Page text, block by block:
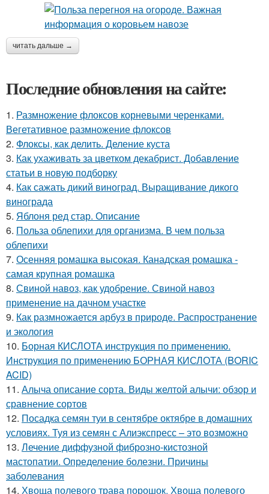
читать дальше →
Последние обновления на сайте:
1. Размножение флоксов корневыми черенками.
Вегетативное размножение флоксов
2. Флоксы, как делить. Деление куста
3. Как ухаживать за цветком декабрист. Добавление
статьи в новую подборку
4. Как сажать дикий виноград. Выращивание дикого
винограда
5. Яблоня ред стар. Описание
6. Польза облепихи для организма. В чем польза
облепихи
7. Осенняя ромашка высокая. Канадская ромашка -
самая крупная ромашка
8. Свиной навоз, как удобрение. Свиной навоз
применение на дачном участке
9. Как размножается арбуз в природе. Распространение
и экология
10. Борная КИСЛОТА инструкция по применению.
Инструкция по применению БОРНАЯ КИСЛОТА (BORIC
ACID)
11. Алыча описание сорта. Виды желтой алычи: обзор и
сравнение сортов
12. Посадка семян туи в сентябре октябре в домашних
условиях. Туя из семян с Алиэкспресс – это возможно
13. Лечение диффузной фиброзно-кистозной
мастопатии. Определение болезни. Причины
заболевания
14. Хвоща полевого трава порошок. Хвоща полевого